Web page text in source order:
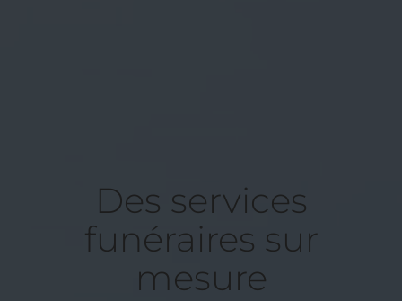
Des services
funéraires sur
mesure